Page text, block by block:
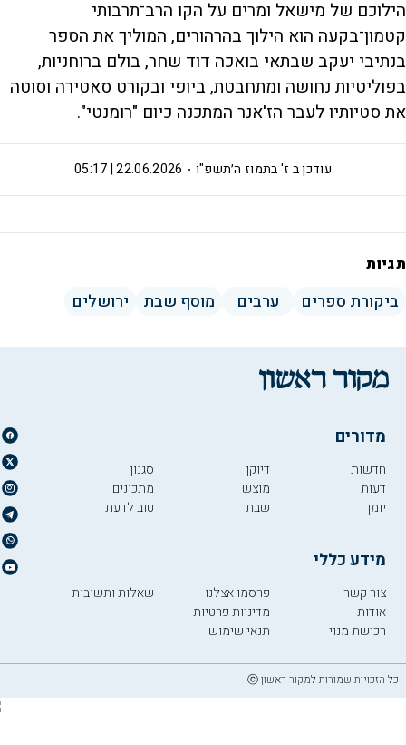
הילוכם של מישאל ומרים על הקו הרב־תרבותי
קטמון־בקעה הוא הילוך בהרהורים, המוליך את הספר
בנתיבי יעקב שבתאי בואכה דוד שחר, בולם ברוחניות,
בפוליטיות נחושה ומתחבטת, ביופי ובקורט סאטירה וסוטה
את סטיותיו לעבר הז'אנר המתכּנה כיום "רומנטי".
ז' בתמוז ה׳תשפ"ו 22.06.2026 | 05:17 עודכן ב
תגיות
ביקורת ספרים ערבים מוסף שבת ירושלים
מדורים
חדשות
דעות
יומן
דיוקן
מוצש
שבת
סגנון
מתכונים
טוב לדעת
מידע כללי
צור קשר
אודות
רכישת מנוי
פרסמו אצלנו
מדיניות פרטיות
תנאי שימוש
שאלות ותשובות
כל הזכויות שמורות למקור ראשון ⓒ